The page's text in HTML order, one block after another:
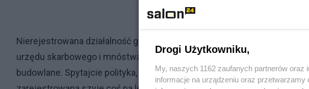
Nierejestrowana działalność gospodarcza polega zatem na produkcji i
urzędu skarbowego i mnóstwa innych instytucji kontrolujących
budowlane. Spytajcie polityka, który świeżo zbudował dom, czy ma na
Drogi Użytkowniku,
My, naszych 1162 zaufanych partnerów
informacje na urządzeniu oraz